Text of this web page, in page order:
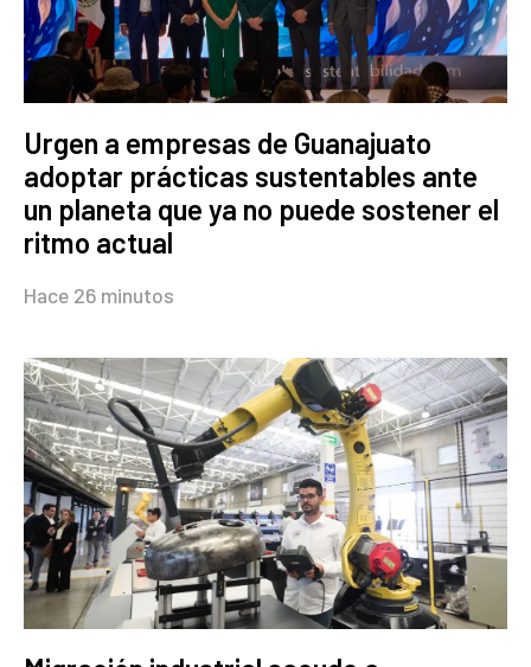
Urgen a empresas de Guanajuato
adoptar prácticas sustentables ante
un planeta que ya no puede sostener el
ritmo actual
Hace 26 minutos